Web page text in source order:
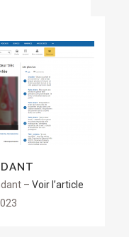
– Voir l’article